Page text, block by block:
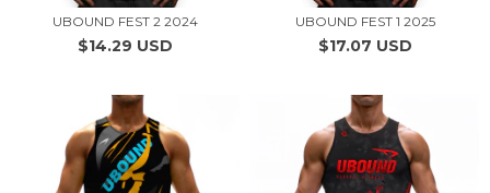
UBOUND FEST 2 2024
$14.29 USD
UBOUND FEST 1 2025
$17.07 USD